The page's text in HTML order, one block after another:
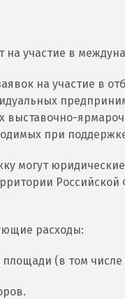
на участие в
на участие в
при
могут
расходы:
(в том